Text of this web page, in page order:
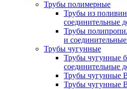
Трубы полимерные
Трубы из
соединительные
Трубы
и соединительные
Трубы чугунные
Трубы чугунные
соединительные
Трубы чугунные
Трубы чугунные